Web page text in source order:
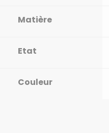
Matière
Etat
Couleur